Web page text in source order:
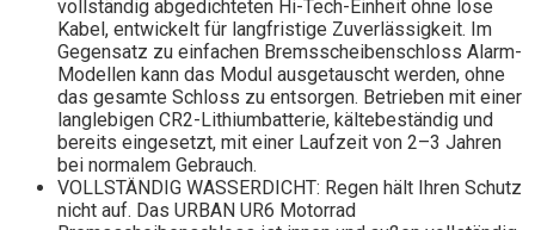
vollständig abgedichteten Hi-Tech-Einheit ohne lose
Kabel, entwickelt für langfristige Zuverlässigkeit. Im
Gegensatz zu einfachen Bremsscheibenschloss Alarm-
Modellen kann das Modul ausgetauscht werden, ohne
das gesamte Schloss zu entsorgen. Betrieben mit einer
langlebigen CR2-Lithiumbatterie, kältebeständig und
bereits eingesetzt, mit einer Laufzeit von 2–3 Jahren
bei normalem Gebrauch.
VOLLSTÄNDIG WASSERDICHT: Regen hält Ihren Schutz
nicht auf. Das URBAN UR6 Motorrad